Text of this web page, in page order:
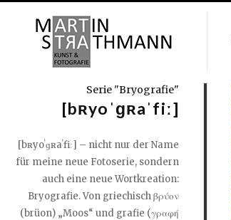
Serie "Bryografie"
[bʀyoˈɡʀaˈfiː]
[bʀyoˈɡʀaˈfiː] – nicht nur der Name
für meine neue Fotoserie, sondern
auch eine neue Wortkreation:
Bryografie. Von griechisch βρύον
(brüon) „Moos“ und grafie (γραφή